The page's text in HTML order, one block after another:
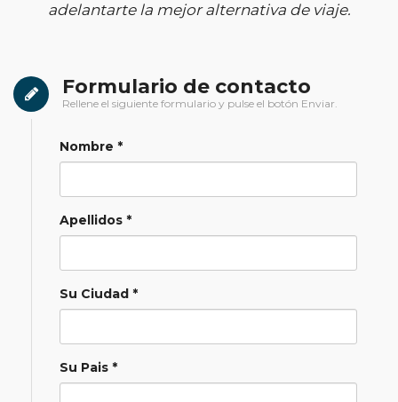
adelantarte la mejor alternativa de viaje.
Formulario de contacto
Rellene el siguiente formulario y pulse el botón Enviar.
Nombre *
Apellidos *
Su Ciudad *
Su Pais *